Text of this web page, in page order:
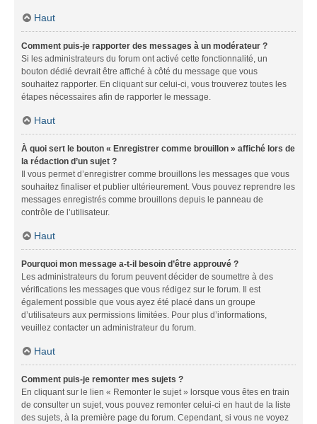
Haut
Comment puis-je rapporter des messages à un modérateur ?
Si les administrateurs du forum ont activé cette fonctionnalité, un
bouton dédié devrait être affiché à côté du message que vous
souhaitez rapporter. En cliquant sur celui-ci, vous trouverez toutes les
étapes nécessaires afin de rapporter le message.
Haut
À quoi sert le bouton « Enregistrer comme brouillon » affiché lors de
la rédaction d’un sujet ?
Il vous permet d’enregistrer comme brouillons les messages que vous
souhaitez finaliser et publier ultérieurement. Vous pouvez reprendre les
messages enregistrés comme brouillons depuis le panneau de
contrôle de l’utilisateur.
Haut
Pourquoi mon message a-t-il besoin d’être approuvé ?
Les administrateurs du forum peuvent décider de soumettre à des
vérifications les messages que vous rédigez sur le forum. Il est
également possible que vous ayez été placé dans un groupe
d’utilisateurs aux permissions limitées. Pour plus d’informations,
veuillez contacter un administrateur du forum.
Haut
Comment puis-je remonter mes sujets ?
En cliquant sur le lien « Remonter le sujet » lorsque vous êtes en train
de consulter un sujet, vous pouvez remonter celui-ci en haut de la liste
des sujets, à la première page du forum. Cependant, si vous ne voyez